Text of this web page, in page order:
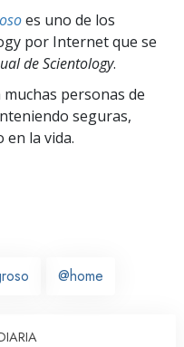
es uno de los
por Internet que se
de Scientology.
personas de
seguras,
la vida.
@home